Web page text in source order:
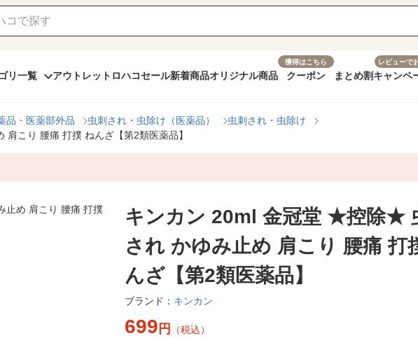
リ一覧 アウトレット ロハコセール新着商品オリジナル商品
獲得はこちら
クーポン まとめ割
レビューで
キャンペ
品・医薬部外品 虫刺され・虫除け（医薬品）
虫刺され・虫除け
こり 腰痛 打撲 ねんざ【第2類医薬品】
キンカン 20ml 金冠堂 ★控除★
され かゆみ止め 肩こり 腰痛 打
んざ【第2類医薬品】
ブランド： キンカン
699 円 （税込）